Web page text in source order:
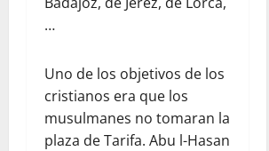
…
Uno de los objetivos de los
cristianos era que los
musulmanes no tomaran la
plaza de Tarifa. Abu l-Hasan